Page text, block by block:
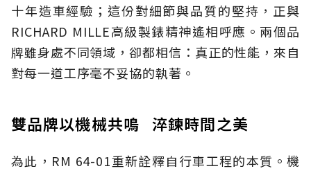
十年造車經驗；這份對細節與品質的堅持，正與
RICHARD MILLE高級製錶精神遙相呼應。兩個品
牌雖身處不同領域，卻都相信：真正的性能，來自
對每一道工序毫不妥協的執著。
雙品牌以機械共鳴 淬鍊時間之美
為此，RM 64-01重新詮釋自行車工程的本質。機